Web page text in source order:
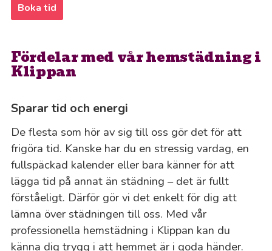
Boka tid
Fördelar med vår hemstädning i
Klippan
Sparar tid och energi
De flesta som hör av sig till oss gör det för att
frigöra tid. Kanske har du en stressig vardag, en
fullspäckad kalender eller bara känner för att
lägga tid på annat än städning – det är fullt
förståeligt. Därför gör vi det enkelt för dig att
lämna över städningen till oss. Med vår
professionella hemstädning i Klippan kan du
känna dig trygg i att hemmet är i goda händer.